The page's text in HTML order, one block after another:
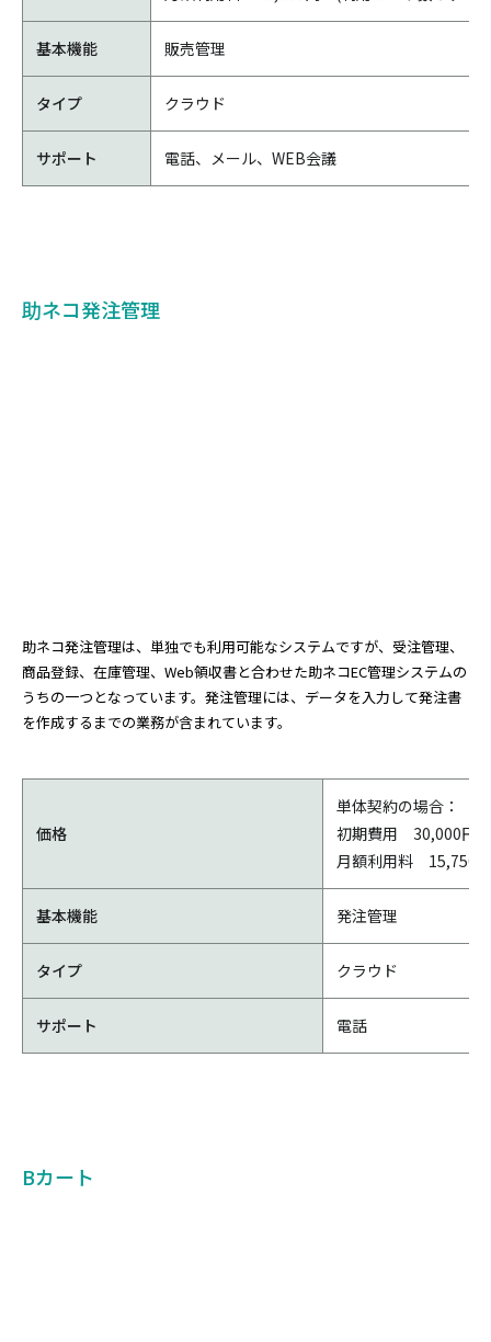
基本機能 販売管理
タイプ クラウド
サポート 電話、メール、WEB会議
助ネコ発注管理
助ネコ発注管理は、単独でも利用可能なシステムですが、受注管理、
商品登録、在庫管理、Web領収書と合わせた助ネコEC管理システムの
うちの一つとなっています。発注管理には、データを入力して発注書
を作成するまでの業務が含まれています。
価格
単体契約の場合：
初期費用 30,000円
月額利用料 15,750円
基本機能 発注管理
タイプ クラウド
サポート 電話
Bカート